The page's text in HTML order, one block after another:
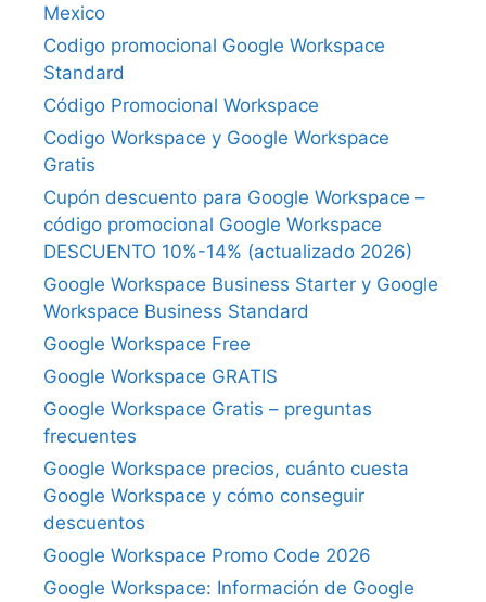
Mexico
Codigo promocional Google Workspace
Standard
Código Promocional Workspace
Codigo Workspace y Google Workspace
Gratis
Cupón descuento para Google Workspace –
código promocional Google Workspace
DESCUENTO 10%-14% (actualizado 2026)
Google Workspace Business Starter y Google
Workspace Business Standard
Google Workspace Free
Google Workspace GRATIS
Google Workspace Gratis – preguntas
frecuentes
Google Workspace precios, cuánto cuesta
Google Workspace y cómo conseguir
descuentos
Google Workspace Promo Code 2026
Google Workspace: Información de Google